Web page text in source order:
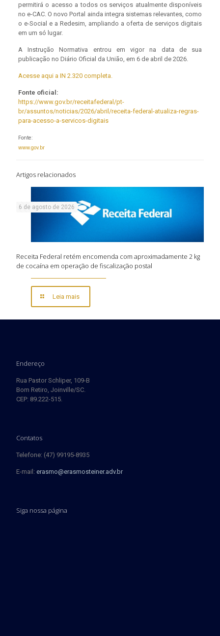
permitirá o acesso a todos os serviços atualmente disponíveis
no e-CAC. O novo Portal ainda integra sistemas relevantes, como
o e-Social e a Redesim, ampliando a oferta de serviços digitais
em um só lugar.
A Instrução Normativa entrou em vigor na data de sua
publicação no Diário Oficial da União, em 6 de abril de 2026.
Acesse aqui a IN 2.320 completa.
Fonte oficial:
https://www.gov.br/receitafederal/pt-
br/assuntos/noticias/2026/abril/receita-federal-atualiza-regras-
para-acesso-a-servicos-digitais
Fonte:
www.gov.br
Artigos relacionados
6 de agosto de 2026
Receita Federal retém encomenda com aproximadamente 2 kg
de cocaína em operação de fiscalização postal
Leia mais
Endereço
Rua Pastor Schliper, 109-B
Bom Retiro, Joinville/SC.
CEP: 89.222-515.
Contatos
Telefone: (47) 99195-8935
E-mail: erasmo@erasmosteiner.adv.br
Siga nossa página